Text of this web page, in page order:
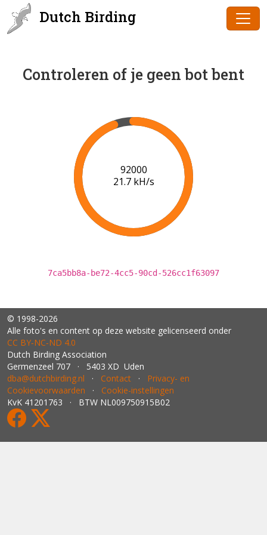
Dutch Birding
Controleren of je geen bot bent
94000
21.7 kH/s
7ca5bb8a-be72-4cc5-90cd-526cc1f63097
© 1998-2026
Alle foto's en content op deze website gelicenseerd onder
CC BY‑NC‑ND 4.0
Dutch Birding Association
Germenzeel 707 · 5403 XD Uden
dba@dutchbirding.nl · Contact · Privacy- en
Cookievoorwaarden · Cookie-instellingen
KvK 41201763 · BTW NL009750915B02